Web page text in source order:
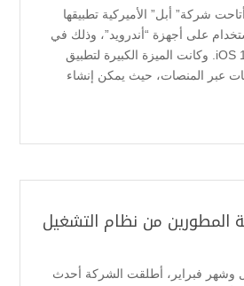
شركة” أبل” الأميركية تطبيقها
على أجهزة “أندرويد”، وذلك في
تحديث نظامها الأخير iOS 15. وكانت الميزة الكبيرة لتطبيق
عبر المنصات، حيث يمكن إنشاء
من نظام التشغيل
وشهر فبراير، أطلقت الشركة أحدث